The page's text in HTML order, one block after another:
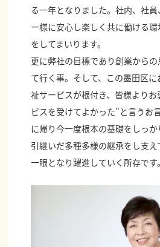
る一年となりました。社内、社
ー様に安心し楽しく共に働ける
をしてまいります。
更に弊社の目標であり創業から
て行く事。そして、この墨田区
祉サービスが根付き、皆様より
ビスを受けてよかった”と言うお
に帰り今一度根本の基礎をしっ
引継いだ多種多様の継承をし支
一眼となり躍進していく所存です。